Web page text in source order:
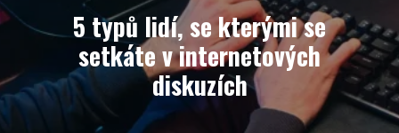
5 typů lidí, se kterými se
setkáte v internetových
diskuzích